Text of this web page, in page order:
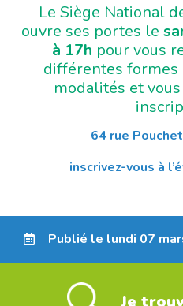
Le Siège National
ouvre ses portes le
à 17h pour vous
différentes formes
modalités et
64 rue
inscrivez-vous à
Publié le lundi 07
Je